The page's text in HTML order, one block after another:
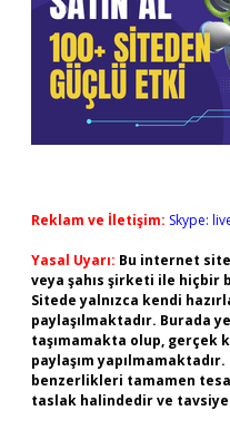
Reklam ve İletişim: Skype:
Yasal Uyarı: Bu internet
veya şahıs şirketi ile hiçbir
Sitede yalnızca kendi
paylaşılmaktadır. Burada
taşımamakta olup, gerçek
paylaşım
benzerlikleri tamamen
taslak halindedir ve